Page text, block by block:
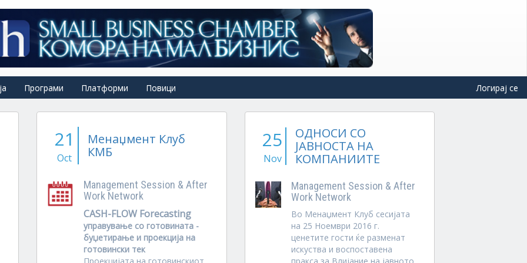
Програми Платформи Повици Логирај се
21
Oct
Менаџмент Клуб
КМБ
Management Session & After
Work Network
CASH-FLOW Forecasting
управување со готовината -
буџетирање и проекција на
готовински тек
25
Nov
ОДНОСИ СО
ЈАВНОСТА НА
КОМПАНИИТЕ
Management Session & After
Work Network
Во Менаџмент Клуб сесијата
на 25 Ноември 2016 г.
ценетите гости ќе разменат
искуства и воспоставена